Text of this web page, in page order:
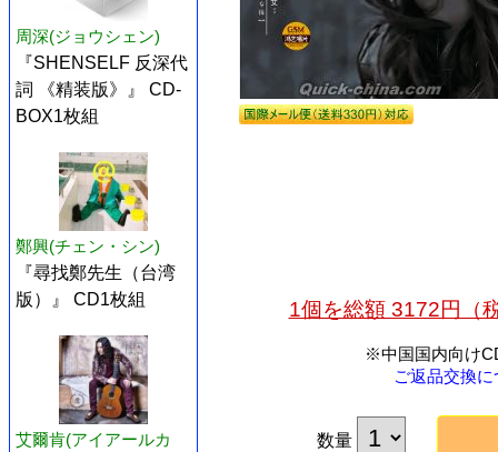
周深(ジョウシェン)
『SHENSELF 反深代
詞 《精装版》』 CD-
BOX1枚組
鄭興(チェン・シン)
『尋找鄭先生（台湾
版）』 CD1枚組
艾爾肯(アイアールカ
1個を総額 3172円（
※中国国内向け
ご返品交換
数量